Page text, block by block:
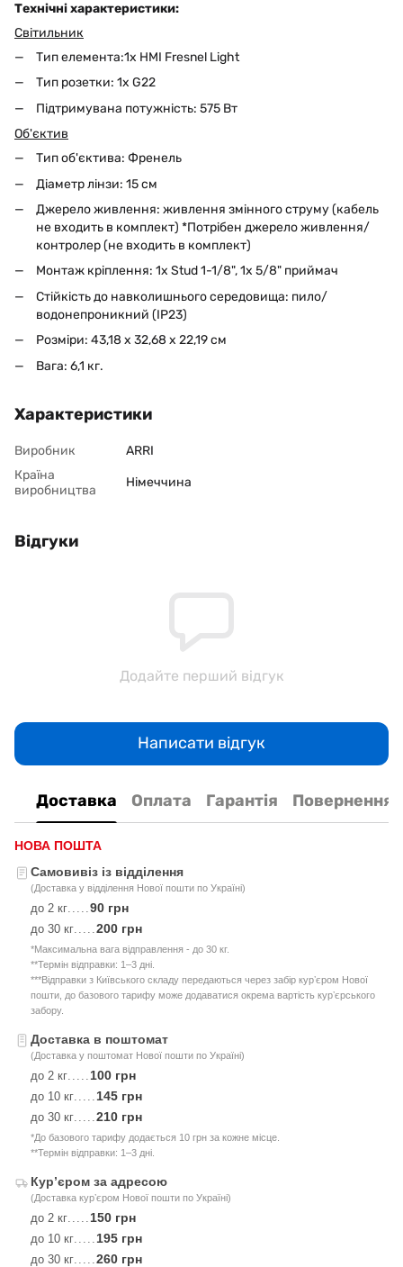
Технічні характеристики:
Світильник
Тип елемента:1x HMI Fresnel Light
Тип розетки: 1x G22
Підтримувана потужність: 575 Вт
Об'єктив
Тип об'єктива: Френель
Діаметр лінзи: 15 см
Джерело живлення: живлення змінного струму (кабель
не входить в комплект) *Потрібен джерело живлення/
контролер (не входить в комплект)
Монтаж кріплення: 1x Stud 1-1/8", 1x 5/8" приймач
Стійкість до навколишнього середовища: пило/
водонепроникний (IP23)
Розміри: 43,18 x 32,68 x 22,19 см
Вага: 6,1 кг.
Характеристики
Виробник
ARRI
Країна
виробництва
Німеччина
Відгуки
Додайте перший відгук
Написати відгук
Доставка Оплата Гарантія Повернення
НОВА ПОШТА
Самовивіз із відділення
(Доставка у відділення Нової пошти по Україні)
до 2 кг 90 грн
до 30 кг 200 грн
*Максимальна вага відправлення - до 30 кг.
**Термін відправки: 1–3 дні.
***Відправки з Київського складу передаються через забір курʼєром Нової
пошти, до базового тарифу може додаватися окрема вартість курʼєрського
забору.
Доставка в поштомат
(Доставка у поштомат Нової пошти по Україні)
до 2 кг 100 грн
до 10 кг 145 грн
до 30 кг 210 грн
*До базового тарифу додається 10 грн за кожне місце.
**Термін відправки: 1–3 дні.
Курʼєром за адресою
(Доставка курʼєром Нової пошти по Україні)
до 2 кг 150 грн
до 10 кг 195 грн
до 30 кг 260 грн